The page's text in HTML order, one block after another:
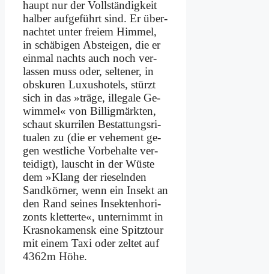
haupt nur der Voll­stän­dig­keit
hal­ber auf­ge­führt sind. Er über­
nach­tet un­ter frei­em Him­mel,
in schä­bi­gen Ab­stei­gen, die er
ein­mal nachts auch noch ver­
las­sen muss oder, sel­te­ner, in
ob­sku­ren Lu­xus­ho­tels, stürzt
sich in das »trä­ge, il­le­ga­le Ge­
wim­mel« von Bil­lig­märk­ten,
schaut skur­ri­len Be­stat­tungs­ri­
tua­len zu (die er ve­he­ment ge­
gen west­li­che Vor­be­hal­te ver­
tei­digt), lauscht in der Wü­ste
dem »Klang der rie­seln­den
Sand­kör­ner, wenn ein In­sekt an
den Rand sei­nes In­sek­ten­ho­ri­
zonts klet­ter­te«, un­ter­nimmt in
Kras­no­ka­mensk ei­ne Spitz­tour
mit ei­nem Ta­xi oder zel­tet auf
4362m Hö­he.